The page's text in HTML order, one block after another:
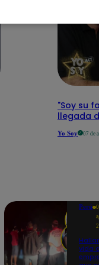
"Soy su
llegada
Yo Soy 07 de
Perú
vida a